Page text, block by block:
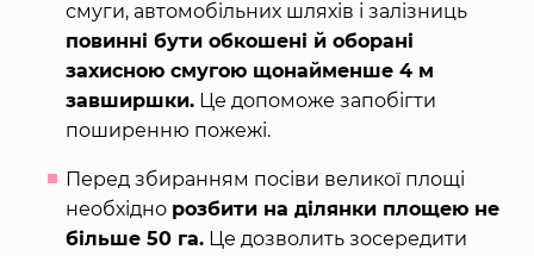
смуги, автомобільних шляхів і залізниць
повинні бути обкошені й оборані
захисною смугою щонайменше 4 м
завширшки. Це допоможе запобігти
поширенню пожежі.
Перед збиранням посіви великої площі
необхідно розбити на ділянки площею не
більше 50 га. Це дозволить зосередити